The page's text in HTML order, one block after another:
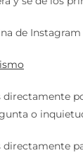
de
directamente
o